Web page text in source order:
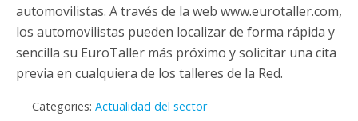
automovilistas. A través de la web www.eurotaller.com,
los automovilistas pueden localizar de forma rápida y
sencilla su EuroTaller más próximo y solicitar una cita
previa en cualquiera de los talleres de la Red.
Categories: Actualidad del sector